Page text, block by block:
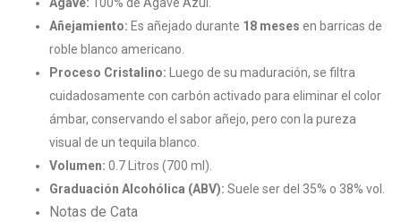
Añejamiento: Es añejado durante 18 meses en barricas de
roble blanco americano.
Proceso Cristalino: Luego de su maduración, se filtra
cuidadosamente con carbón activado para eliminar el color
ámbar, conservando el sabor añejo, pero con la pureza
visual de un tequila blanco.
Volumen: 0.7 Litros (700 ml).
Graduación Alcohólica (ABV): Suele ser del 35% o 38% vol.
Notas de Cata